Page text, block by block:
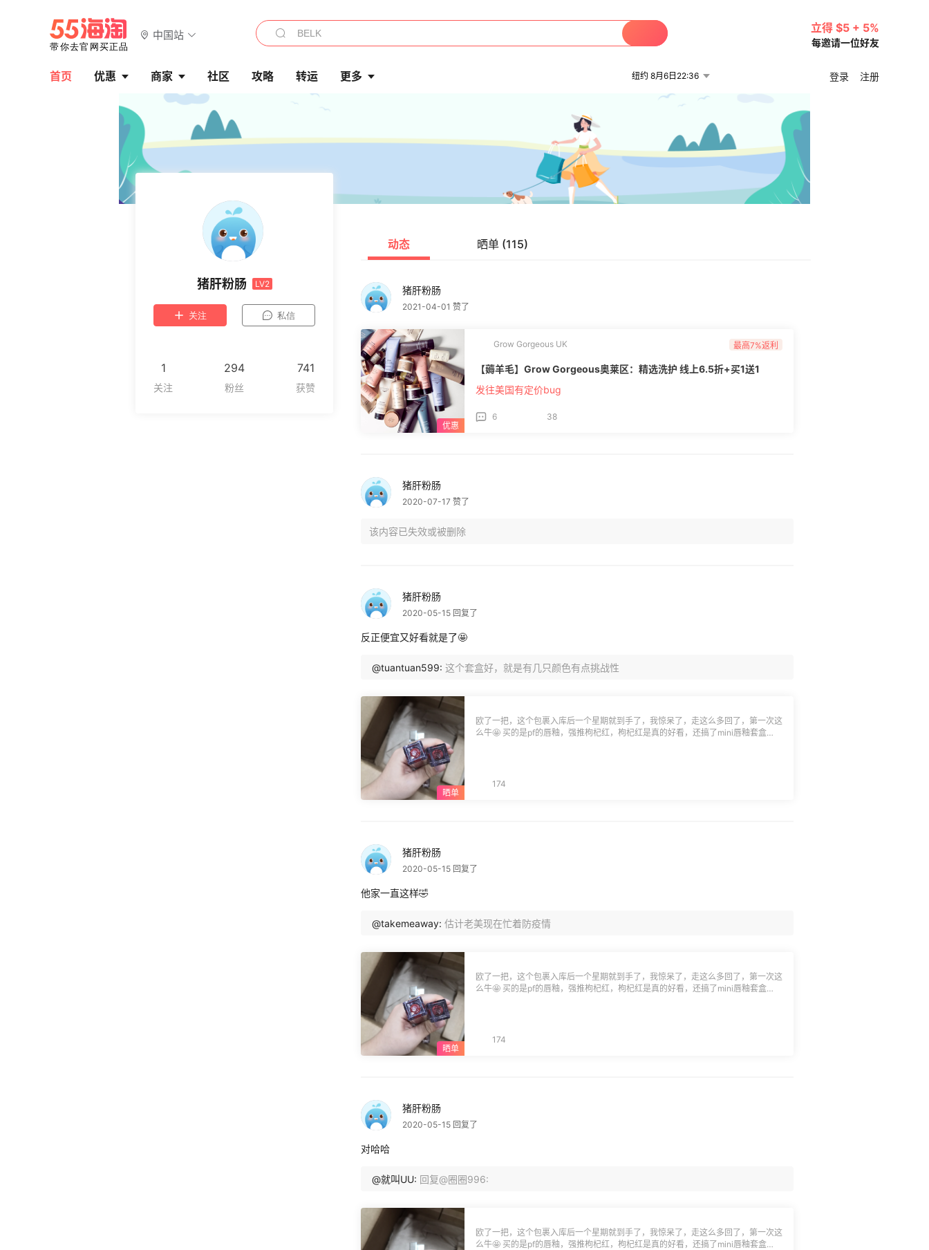
中国站
立得 $5 + 5%
每邀请一位好友
首页 优惠 商家 社区 攻略 转运 更多 纽约 8月6日22:36 登录 注册
猪肝粉肠 LV2
关注 私信
1 294 741
动态 晒单 (115)
猪肝粉肠
2021-04-01 赞了
Grow Gorgeous UK 最高7%返利
【薅羊毛】Grow Gorgeous奥莱区：精选洗护 线上6.5折+买1送1
发往美国有定价bug
6 38
猪肝粉肠
2020-07-17 赞了
猪肝粉肠
2020-05-15 回复了
反正便宜又好看就是了🤩
@tuantuan599: 这个套盒好，就是有几只颜色有点挑战性
欧了一把，这个包裹入库后一个星期就到手了，我惊呆了，走这么多回了，第一次这
么牛🤩 买的是pf的唇釉，强推枸杞红，枸杞红是真的好看，还搞了mini唇釉套盒
174
猪肝粉肠
2020-05-15 回复了
他家一直这样🤣
@takemeaway: 估计老美现在忙着防疫情
欧了一把，这个包裹入库后一个星期就到手了，我惊呆了，走这么多回了，第一次这
么牛🤩 买的是pf的唇釉，强推枸杞红，枸杞红是真的好看，还搞了mini唇釉套盒
174
猪肝粉肠
2020-05-15 回复了
对哈哈
@就叫UU: 回复@圈圈996:
欧了一把，这个包裹入库后一个星期就到手了，我惊呆了，走这么多回了，第一次这
么牛🤩 买的是pf的唇釉，强推枸杞红，枸杞红是真的好看，还搞了mini唇釉套盒